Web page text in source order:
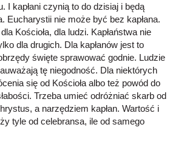
I kapłani czynią to do dzisiaj i będą
Eucharystii nie może być bez kapłana.
Kościoła, dla ludzi. Kapłaństwa nie
dla drugich. Dla kapłanów jest to
święte sprawować godnie. Ludzie
tę niegodność. Dla niektórych
się od Kościoła albo też powód do
Trzeba umieć odróżniać skarb od
a narzędziem kapłan. Wartość i
tyle od celebransa, ile od samego